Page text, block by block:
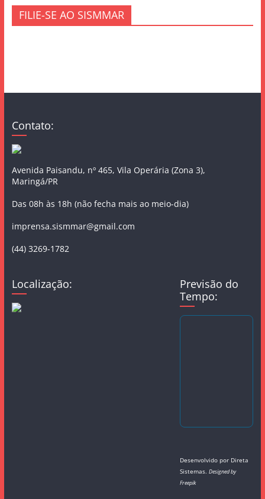
FILIE-SE AO SISMMAR
Contato:
Avenida Paisandu, nº 465, Vila Operária (Zona 3),
Maringá/PR
Das 08h às 18h (não fecha mais ao meio-dia)
imprensa.sismmar@gmail.com
(44) 3269-1782
Localização:
Previsão do
Tempo:
Desenvolvido por Direta
Sistemas.Designed by
Freepik